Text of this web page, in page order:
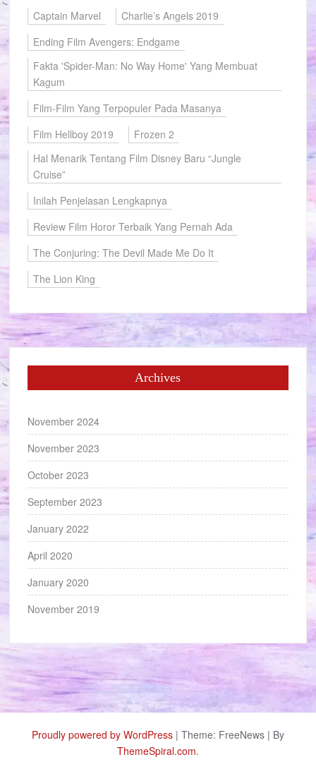
Captain Marvel
Charlie’s Angels 2019
Ending Film Avengers: Endgame
Fakta 'Spider-Man: No Way Home' Yang Membuat
Kagum
Film-Film Yang Terpopuler Pada Masanya
Film Hellboy 2019
Frozen 2
Hal Menarik Tentang Film Disney Baru “Jungle
Cruise”
Inilah Penjelasan Lengkapnya
Review Film Horor Terbaik Yang Pernah Ada
The Conjuring: The Devil Made Me Do It
The Lion King
Archives
November 2024
November 2023
October 2023
September 2023
January 2022
April 2020
January 2020
November 2019
Proudly powered by WordPress | Theme: FreeNews | By
ThemeSpiral.com.